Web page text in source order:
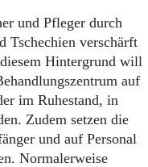
und Pfleger durch
Tschechien verschärft
Hintergrund will
auf
im Ruhestand, in
Zudem setzen die
und auf Personal
Normalerweise